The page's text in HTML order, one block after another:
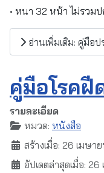
• หนา 32 หน้า ไม่รวมป
อ่านเพิ่มเติม: คู่มือ
คู่มือโรคฝี
รายละเอียด
หมวด: หนังสือ
สร้างเมื่อ: 26 เมษา
อัปเดตล่าสุดเมื่อ: